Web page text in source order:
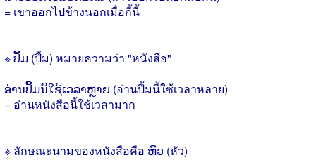
= เขาออกไปข้างนอกเมื่อกี้นี้
※ ປຶ້ມ (ปึ้ม) หมายความว่า "หนังสือ"
ອ່ານປຶ້ມນີ້ໃຊ້ເວລາຫຼາຍ (อ่านปึ้มนี้ใซ้เวลาหลาย)
= อ่านหนังสือนี้ใช้เวลามาก
※ ลักษณะนามของหนังสือคือ ຫົວ (หัว)